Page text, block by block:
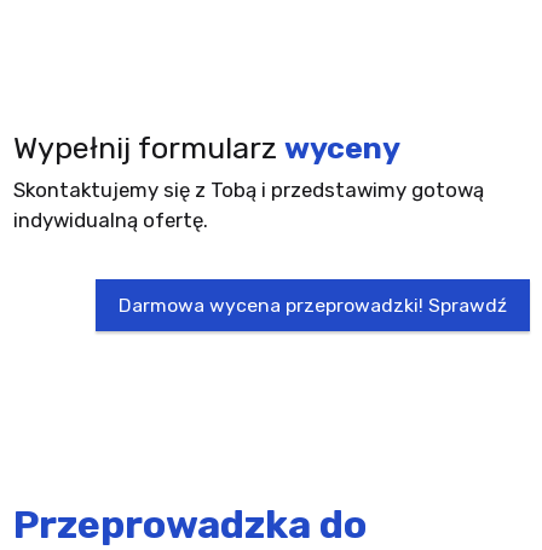
Wypełnij formularz wyceny
Skontaktujemy się z Tobą i przedstawimy gotową
indywidualną ofertę.
Darmowa wycena przeprowadzki! Sprawdź
Przeprowadzka do